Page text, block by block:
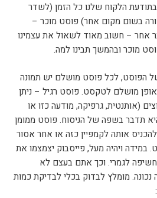
הלקוח שלנו כל הזמן (לשדר
בשום מקום אחר) פוסט מוכר –
אחר – חשוב מאוד לשאול את עצמינו
מוכר ובהמשך תבינו למה.
הפוסט, לכל פוסט מושלם יש תמונה
מושלם לטקסט. פוסט רגיל – ניתן
(אותנטית, גרפיקה, מודעה כזו או
תדבר בשפה של הניסוח. פוסט ממומן
אותה לקמפיין כזה או אחר אסור
מעל 20% טקסט. במידה ויהיה מעל, פייסבוק יצמצמו את
לגמרי. וכך אתם בעצם לא
מומלץ לבדוק בכלי לבדיקת כמות